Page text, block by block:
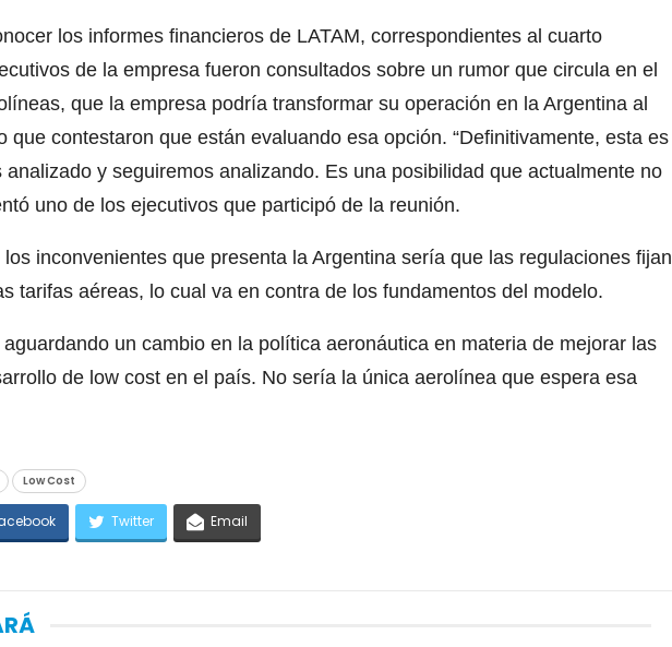
los informes financieros de LATAM, correspondientes al cuarto
de la empresa fueron consultados sobre un rumor que circula en el
que la empresa podría transformar su operación en la Argentina al
que contestaron que están evaluando esa opción. “Definitivamente, esta es
analizado y seguiremos analizando. Es una posibilidad que actualmente no
uno de los ejecutivos que participó de la reunión.
inconvenientes que presenta la Argentina sería que las regulaciones fijan
tarifas aéreas, lo cual va en contra de los fundamentos del modelo.
un cambio en la política aeronáutica en materia de mejorar las
de low cost en el país. No sería la única aerolínea que espera esa
Low Cost
Twitter Email